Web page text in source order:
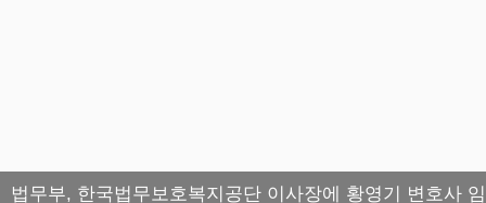
법무부, 한국법무보호복지공단 이사장에 황영기 변호사